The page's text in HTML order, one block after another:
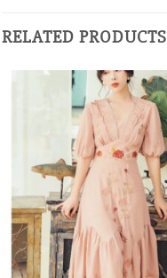
RELATED PRODUCTS